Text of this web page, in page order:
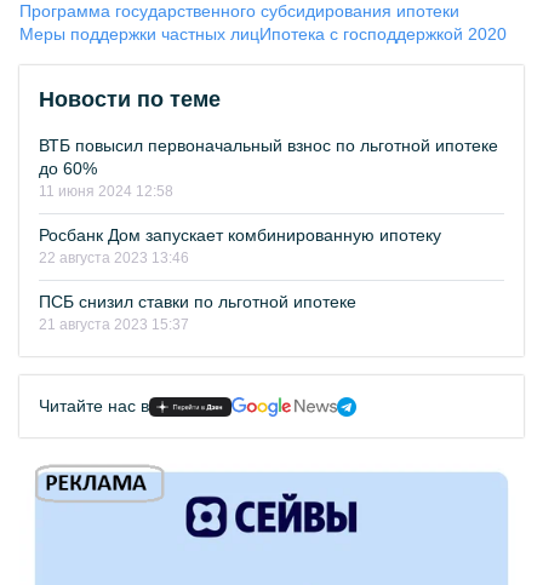
Программа государственного субсидирования ипотеки
Меры поддержки частных лицИпотека с господдержкой 2020
Новости по теме
ВТБ повысил первоначальный взнос по льготной ипотеке
до 60%
11 июня 2024 12:58
Росбанк Дом запускает комбинированную ипотеку
22 августа 2023 13:46
ПСБ снизил ставки по льготной ипотеке
21 августа 2023 15:37
Читайте нас в